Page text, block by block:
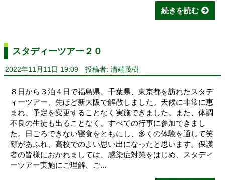
続きを読む
スタディーツアー２０
2022年11月11日 19:09 投稿者: 溝端茂樹
８日から３泊４日で福島県、千葉県、東京都を訪れたスタデ
ィーツアー、先ほど新大阪で解散しました。天候に非常に恵
まれ、予定を変更することなく実施できました。また、体調
不良の生徒も出ることなく、すべての行事に参加できまし
た。日ごろできない寝食をともにし、多くの体験を通して笑
顔があふれ、高校でのよい思い出になったと思います。保護
者の皆様におかれましては、感染症対策をはじめ、スタディ
ーツアー実施にご理解、ご...